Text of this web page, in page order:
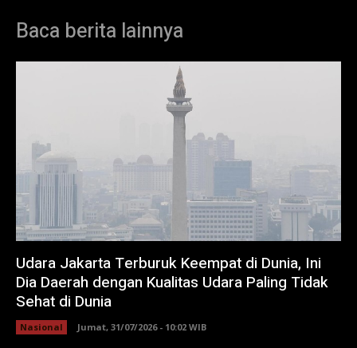
Baca berita lainnya
Udara Jakarta Terburuk Keempat di Dunia, Ini
Dia Daerah dengan Kualitas Udara Paling Tidak
Sehat di Dunia
Nasional Jumat, 31/07/2026 - 10:02 WIB